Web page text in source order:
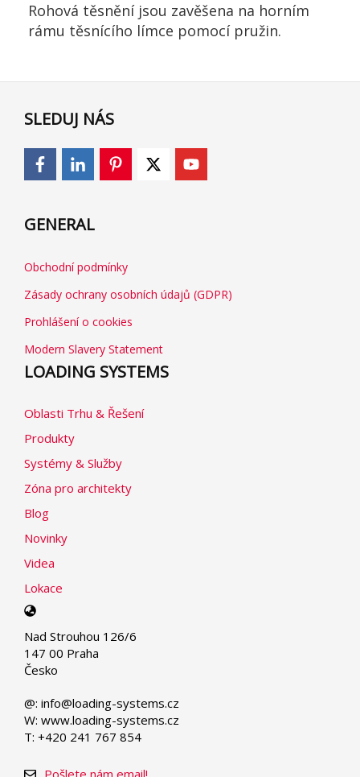
Rohová těsnění jsou zavěšena na horním
rámu těsnícího límce pomocí pružin.
SLEDUJ NÁS
GENERAL
Obchodní podmínky
Zásady ochrany osobních údajů (GDPR)
Prohlášení o cookies
Modern Slavery Statement
LOADING SYSTEMS
Oblasti Trhu & Řešení
Produkty
Systémy & Služby
Zóna pro architekty
Blog
Novinky
Videa
Lokace
Select
language
Nad Strouhou 126/6
147 00 Praha
Česko
@: info@loading-systems.cz
W: www.loading-systems.cz
T: +420 241 767 854
Pošlete nám email!